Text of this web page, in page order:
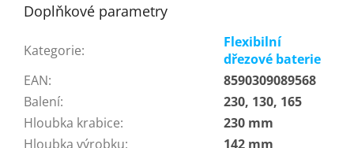
Doplňkové parametry
Kategorie:
Flexibilní
dřezové baterie
EAN:
8590309089568
Balení:
230, 130, 165
Hloubka krabice:
230 mm
Hloubka výrobku: 142 mm